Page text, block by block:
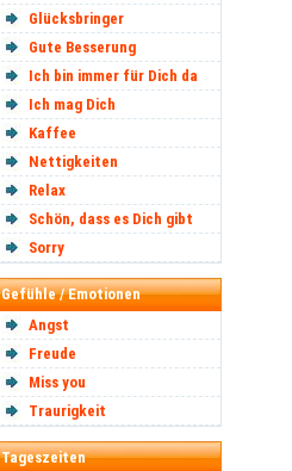
Glücksbringer
Gute Besserung
Ich bin immer für Dich da
Ich mag Dich
Kaffee
Nettigkeiten
Relax
Schön, dass es Dich gibt
Sorry
Gefühle / Emotionen
Angst
Freude
Miss you
Traurigkeit
Tageszeiten